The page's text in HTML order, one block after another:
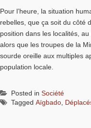
Pour l’heure, la situation
rebelles, que ça soit du côté
position dans les localités,
alors que les troupes de la
sourde oreille aux multiples
population locale.
Posted in Société
Tagged Aïgbado